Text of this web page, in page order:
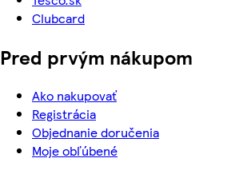
Clubcard
Pred prvým nákupom
Ako nakupovať
Registrácia
Objednanie doručenia
Moje obľúbené